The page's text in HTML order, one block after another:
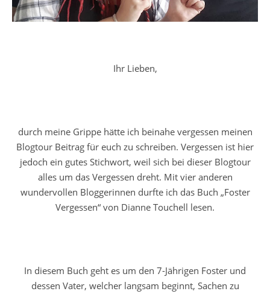
Ihr Lieben,
durch meine Grippe hätte ich beinahe vergessen meinen
Blogtour Beitrag für euch zu schreiben. Vergessen ist hier
jedoch ein gutes Stichwort, weil sich bei dieser Blogtour
alles um das Vergessen dreht. Mit vier anderen
wundervollen Bloggerinnen durfte ich das Buch „Foster
Vergessen“ von Dianne Touchell lesen.
In diesem Buch geht es um den 7-Jährigen Foster und
dessen Vater, welcher langsam beginnt, Sachen zu